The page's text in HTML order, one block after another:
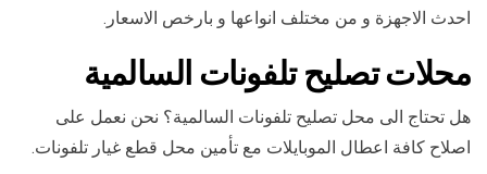
احدث الاجهزة و من مختلف انواعها و بارخص الاسعار.
محلات تصليح تلفونات السالمية
هل تحتاج الى محل تصليح تلفونات السالمية؟ نحن نعمل على
اصلاح كافة اعطال الموبايلات مع تأمين محل قطع غيار تلفونات.